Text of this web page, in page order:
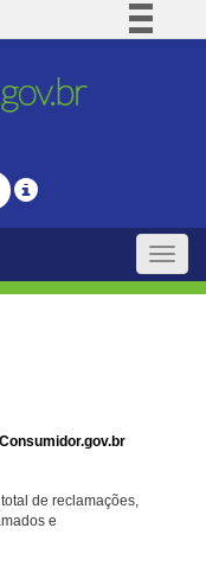
Comunica BR
Legislação
Toggle
de reclamações,
e